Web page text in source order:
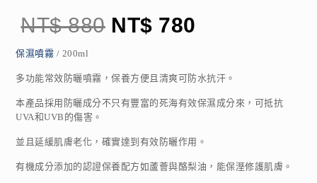
NT$880 NT$ 780
保濕噴霧 / 200ml
多功能常效防曬噴霧，保養方便且清爽可防水抗汗。
本產品採用防曬成分不只有豐富的死海有效保濕成分來，可抵抗
UVA和UVB的傷害。
並且延緩肌膚老化，確實達到有效防曬作用。
有機成分添加的認證保養配方如蘆薈與酪梨油，能保溼修護肌膚。